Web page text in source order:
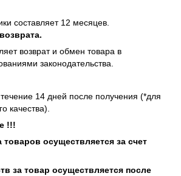
составляет 12 месяцев.
возврат и обмен товара в
законодательства.
14 дней после получения (*для
качества).
!!!
товаров осуществляется за счет
за товар осуществляется после